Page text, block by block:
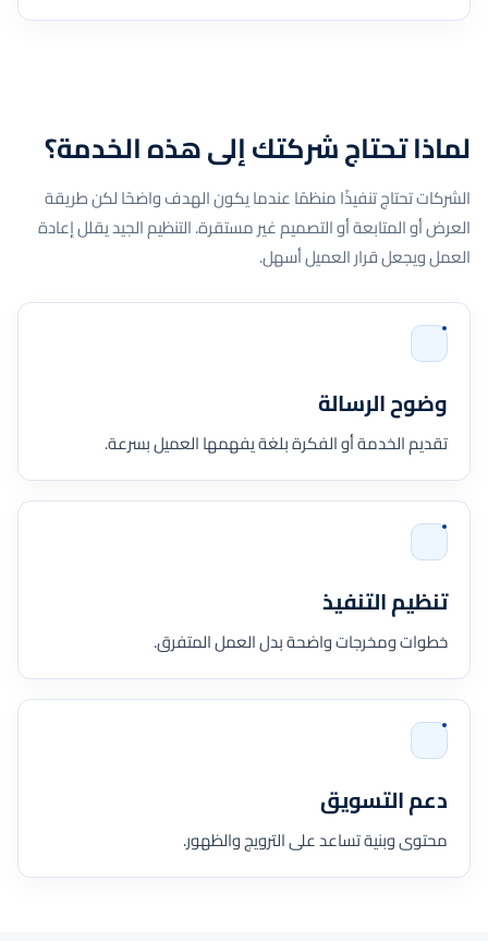
لماذا تحتاج شركتك إلى هذه الخدمة؟
الشركات تحتاج تنفيذًا منظمًا عندما يكون الهدف واضحًا لكن طريقة
العرض أو المتابعة أو التصميم غير مستقرة. التنظيم الجيد يقلل إعادة
العمل ويجعل قرار العميل أسهل.
وضوح الرسالة
تقديم الخدمة أو الفكرة بلغة يفهمها العميل بسرعة.
تنظيم التنفيذ
خطوات ومخرجات واضحة بدل العمل المتفرق.
دعم التسويق
محتوى وبنية تساعد على الترويج والظهور.